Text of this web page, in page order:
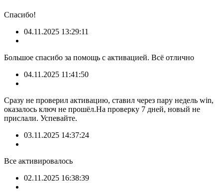
Спасибо!
04.11.2025 13:29:11
Большое спасибо за помощь с активацией. Всё отлично
04.11.2025 11:41:50
Сразу не проверил активацию, ставил через пару недель win,
оказалось ключ не прошёл.На проверку 7 дней, новый не
прислали. Успевайте.
03.11.2025 14:37:24
Все активировалось
02.11.2025 16:38:39